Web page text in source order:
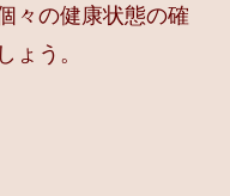
々の健康状態の確
ょう。